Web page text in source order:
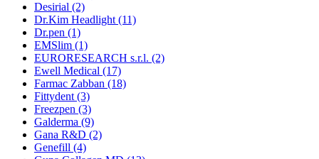
Desirial (2)
Dr.Kim Headlight (11)
Dr.pen (1)
EMSlim (1)
EURORESEARCH s.r.l. (2)
Ewell Medical (17)
Farmac Zabban (18)
Fittydent (3)
Freezpen (3)
Galderma (9)
Gana R&D (2)
Genefill (4)